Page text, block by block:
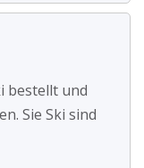
bestellt und
Sie Ski sind